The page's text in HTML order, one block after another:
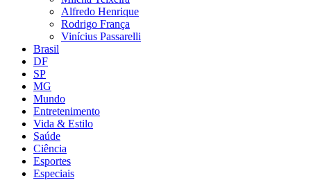
Alfredo Henrique
Rodrigo França
Vinícius Passarelli
Brasil
DF
SP
MG
Mundo
Entretenimento
Vida & Estilo
Saúde
Ciência
Esportes
Especiais